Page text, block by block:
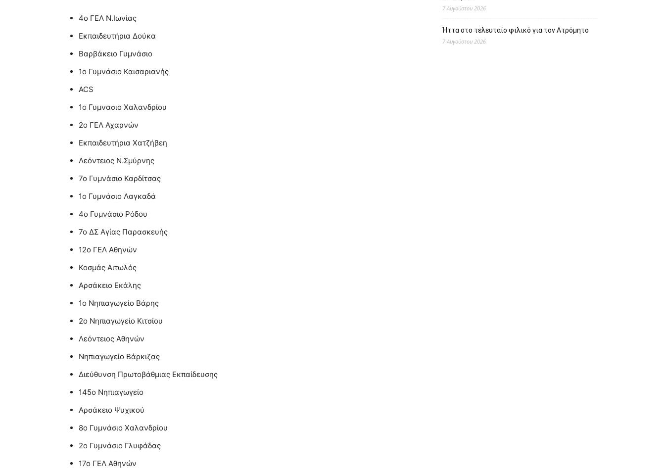
4ο ΓΕΛ Ν.Ιωνίας
Εκπαιδευτήρια Δούκα
Βαρβάκειο Γυμνάσιο
1ο Γυμνάσιο Καισαριανής
ACS
1o Γυμνασιο Χαλανδρίου
2ο ΓΕΛ Αχαρνών
Εκπαιδευτήρια Χατζήβεη
Λεόντειος Ν.Σμύρνης
7ο Γυμνάσιο Καρδίτσας
1ο Γυμνάσιο Λαγκαδά
4o Γυμνάσιο Ρόδου
7ο ΔΣ Αγίας Παρασκευής
12ο ΓΕΛ Αθηνών
Κοσμάς Αιτωλός
Αρσάκειο Εκάλης
1ο Νηπιαγωγείο Βάρης
2ο Νηπιαγωγείο Κιτσίου
Λεόντειος Αθηνών
Νηπιαγωγείο Βάρκιζας
Διεύθυνση Πρωτοβάθμιας Εκπαίδευσης
145o Νηπιαγωγείο
Αρσάκειο Ψυχικού
8ο Γυμνάσιο Χαλανδρίου
2ο Γυμνάσιο Γλυφάδας
17o ΓΕΛ Αθηνών